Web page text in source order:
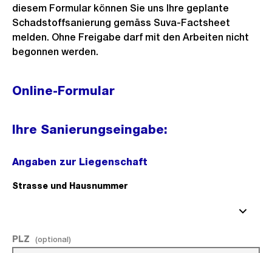
diesem Formular können Sie uns Ihre geplante
Schadstoffsanierung gemäss Suva-Factsheet
melden. Ohne Freigabe darf mit den Arbeiten nicht
begonnen werden.
Online-Formular
Ihre Sanierungseingabe:
Angaben zur Liegenschaft
Strasse und Hausnummer
PLZ (optional)